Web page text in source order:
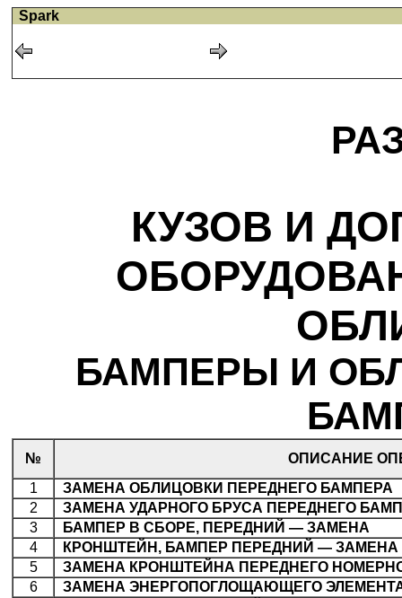
Spark
КУЗОВ И
БАМПЕРЫ И
№
ОПИСАНИЕ
1
ЗАМЕНА ОБЛИЦОВКИ ПЕРЕДНЕГО БАМПЕРА
2
ЗАМЕНА УДАРНОГО БРУСА ПЕРЕДНЕГО
3
БАМПЕР В СБОРЕ, ПЕРЕДНИЙ — ЗАМЕНА
4
КРОНШТЕЙН, БАМПЕР ПЕРЕДНИЙ — ЗАМЕНА
5
ЗАМЕНА КРОНШТЕЙНА ПЕРЕДНЕГО
6
ЗАМЕНА ЭНЕРГОПОГЛОЩАЮЩЕГО